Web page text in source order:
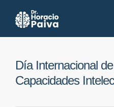
Día Internacional
Capacidades